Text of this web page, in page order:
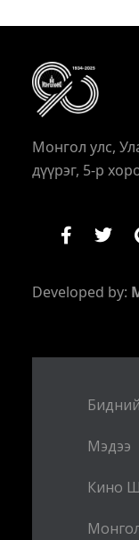
Монгол улс,
дүүрэг, 5-р
Developed by:
Мэдээ
Кино